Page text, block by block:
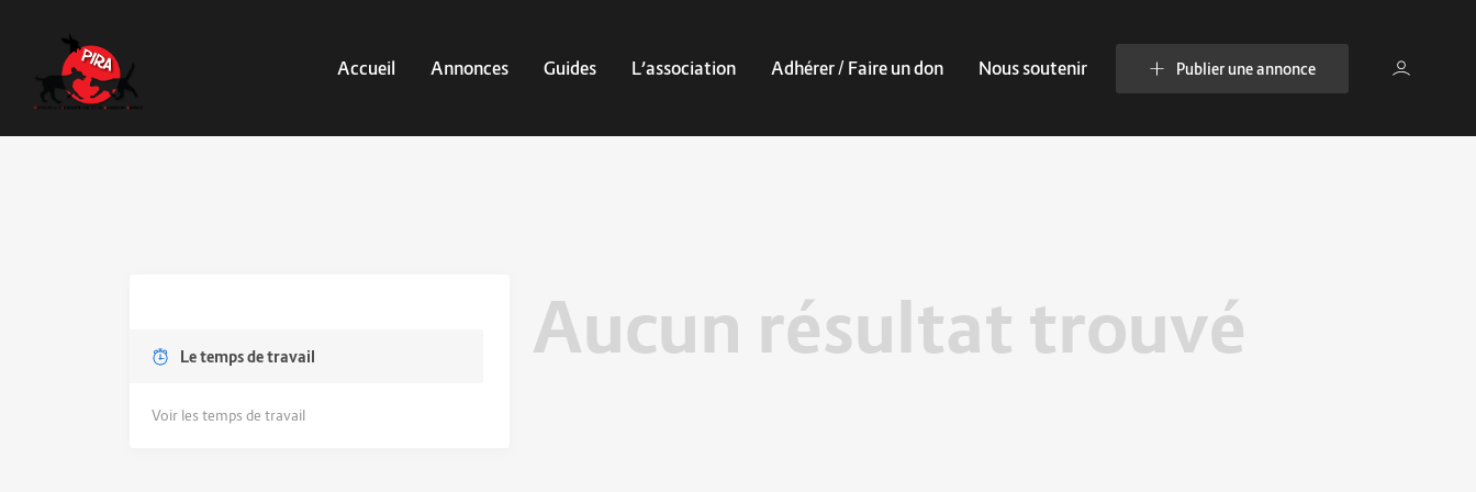
Accueil Annonces Guides L’association Adhérer / Faire un don Nous soutenir Publier une annonce
Le temps de travail
Voir les temps de travail
Aucun résultat trouvé